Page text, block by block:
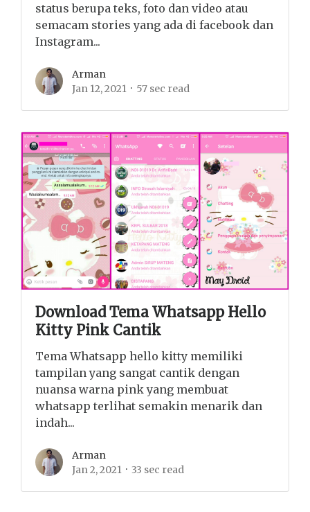
status berupa teks, foto dan video atau
semacam stories yang ada di facebook dan
Instagram...
Arman
Jan 12, 2021
57 sec read
Download Tema Whatsapp Hello
Kitty Pink Cantik
Tema Whatsapp hello kitty memiliki
tampilan yang sangat cantik dengan
nuansa warna pink yang membuat
whatsapp terlihat semakin menarik dan
indah...
Arman
Jan 2, 2021
33 sec read